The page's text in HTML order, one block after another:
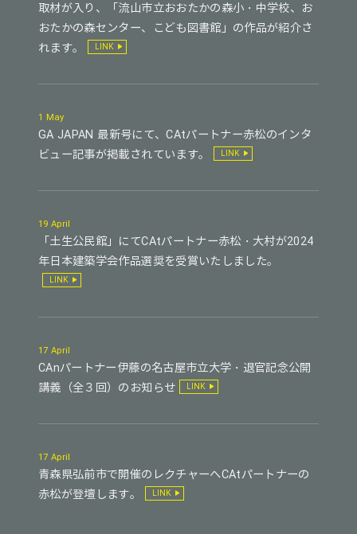
取材が入り、「流山市立おおたかの森小・中学校、お
おたかの森センター、こども図書館」の作品が紹介さ
れます。
LINK
1 May
GA JAPAN 最新号にて、CAtパートナー赤松のインタ
ビュー記事が掲載されています。
LINK
19 April
「土生公民館」にてCAtパートナー赤松・大村が2024
年日本建築学会作品選奨を受賞いたしました。
LINK
17 April
CAnパートナー伊藤の名古屋市立大学・退官記念公開
講義（全３回）のお知らせ
LINK
17 April
青森県弘前市で開催のレクチャーへCAtパートナーの
赤松が登壇します。
LINK